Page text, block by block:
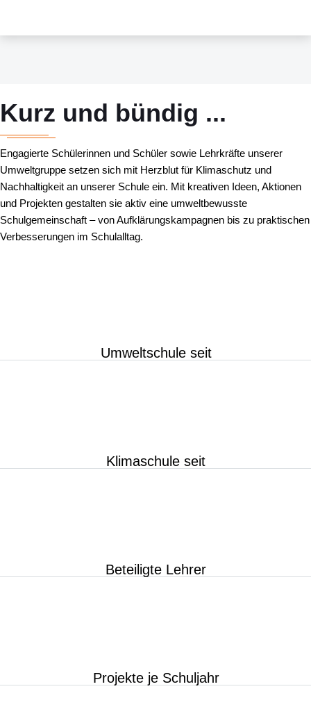
Kurz und bündig ...
Engagierte Schülerinnen und Schüler sowie Lehrkräfte unserer
Umweltgruppe setzen sich mit Herzblut für Klimaschutz und
Nachhaltigkeit an unserer Schule ein. Mit kreativen Ideen, Aktionen
und Projekten gestalten sie aktiv eine umweltbewusste
Schulgemeinschaft – von Aufklärungskampagnen bis zu praktischen
Verbesserungen im Schulalltag.
Umweltschule seit
Klimaschule seit
Beteiligte Lehrer
Projekte je Schuljahr